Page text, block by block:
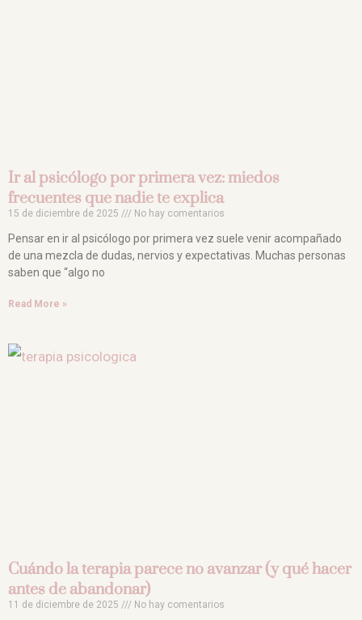
Ir al psicólogo por primera vez: miedos
frecuentes que nadie te explica
15 de diciembre de 2025 No hay comentarios
Pensar en ir al psicólogo por primera vez suele venir acompañado
de una mezcla de dudas, nervios y expectativas. Muchas personas
saben que “algo no
Read More »
Cuándo la terapia parece no avanzar (y qué hacer
antes de abandonar)
11 de diciembre de 2025 No hay comentarios